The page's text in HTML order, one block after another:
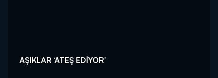
AŞIKLAR ‘ATEŞ EDİYOR’